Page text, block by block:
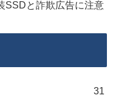
SSDと詐欺広告に注意
31